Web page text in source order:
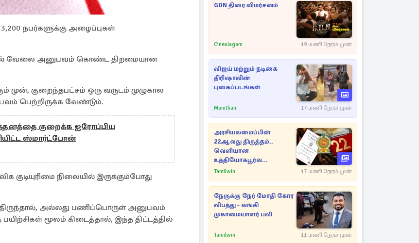
நபர்களுக்கு அழைப்புகள்
வேலை அனுபவம் கொண்ட திறமையான
முன், குறைந்தபட்சம் ஒரு வருடம் முழுகால
பெற்றிருக்க வேண்டும்.
குறைக்க ஐரோப்பிய
ஸ்மார்ட்போன்
நிலையில் இருக்கும்போது
அல்லது பணிப்பொருள் அனுபவம்
மூலம் கிடைத்தால், இந்த திட்டத்தில்
GDN திரை விமர்சனம்
Cineulagam 19 மணி நேரம் முன்
விஜய் மற்றும் நடிகை
திரிஷாவின்
புகைப்படங்கள்
Manithan 17 மணி நேரம் முன்
அரசியலமைப்பின்
22ஆவது திருத்தம்..
வெளியான
உத்தியோகபூர்வ
அறிவிப்பு!
Tamilwin 17 மணி நேரம் முன்
நேருக்கு நேர் மோதி கோர
விபத்து - வங்கி
முகாமையாளர் பலி
Tamilwin 11 மணி நேரம் முன்